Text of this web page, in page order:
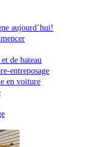
aujourd’hui!
de bateau
entreposage
en voiture